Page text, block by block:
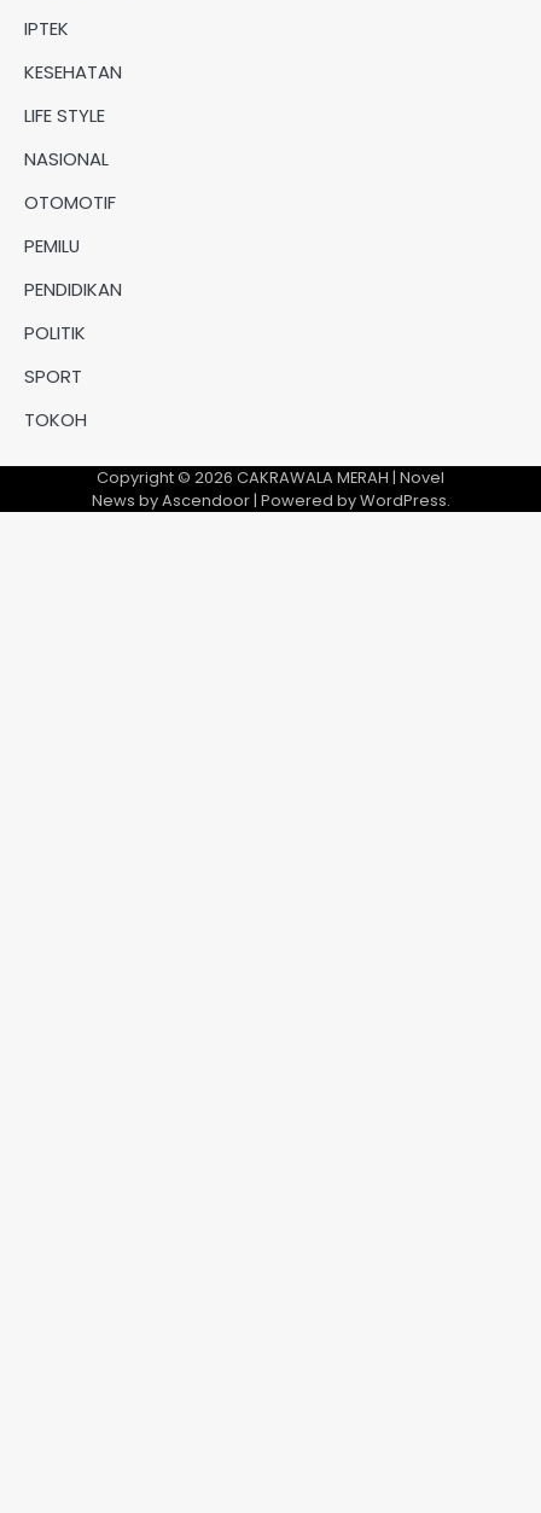
IPTEK
KESEHATAN
LIFE STYLE
NASIONAL
OTOMOTIF
PEMILU
PENDIDIKAN
POLITIK
SPORT
TOKOH
Copyright © 2026 CAKRAWALA MERAH | Novel
News byAscendoor| Powered byWordPress.